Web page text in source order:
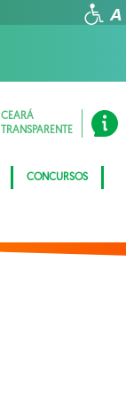
CEARÁ
TRANSPARENTE
CONCURSOS